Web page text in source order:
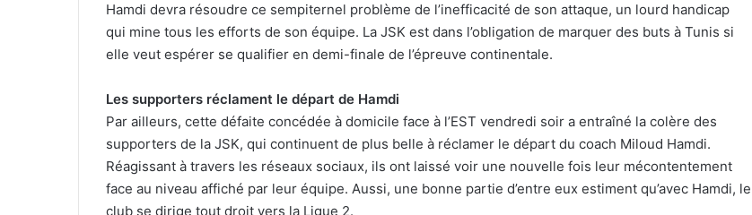
Hamdi devra résoudre ce sempiternel problème de l’inefficacité de son attaque, un lourd handicap
qui mine tous les efforts de son équipe. La JSK est dans l’obligation de marquer des buts à Tunis si
elle veut espérer se qualifier en demi-finale de l’épreuve continentale.
Les supporters réclament le départ de Hamdi
Par ailleurs, cette défaite concédée à domicile face à l’EST vendredi soir a entraîné la colère des
supporters de la JSK, qui continuent de plus belle à réclamer le départ du coach Miloud Hamdi.
Réagissant à travers les réseaux sociaux, ils ont laissé voir une nouvelle fois leur mécontentement
face au niveau affiché par leur équipe. Aussi, une bonne partie d’entre eux estiment qu’avec Hamdi, le
club se dirige tout droit vers la Ligue 2.